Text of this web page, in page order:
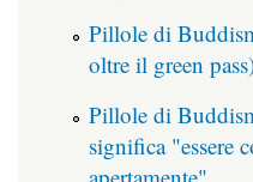
Pillole di
oltre il green
Pillole di
significa "essere